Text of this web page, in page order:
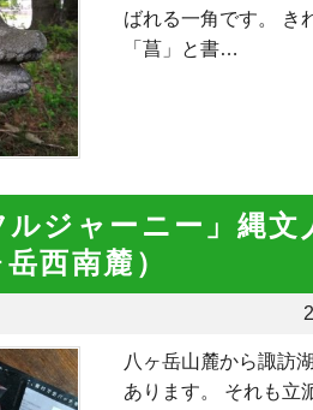
ばれる一角です。 き
「菖」と書…
ルジャーニー」縄
西南麓）
八ヶ岳山麓から諏訪
あります。 それも立